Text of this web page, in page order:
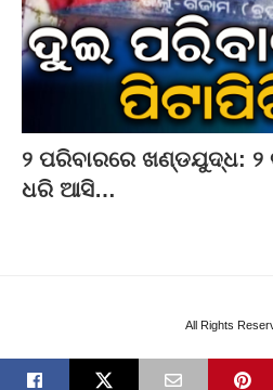
୨ ପରିବାରରେ ଖଣ୍ଡଯୁଦ୍ଧ: ୨
ଧରି ଆସି…
All Rights